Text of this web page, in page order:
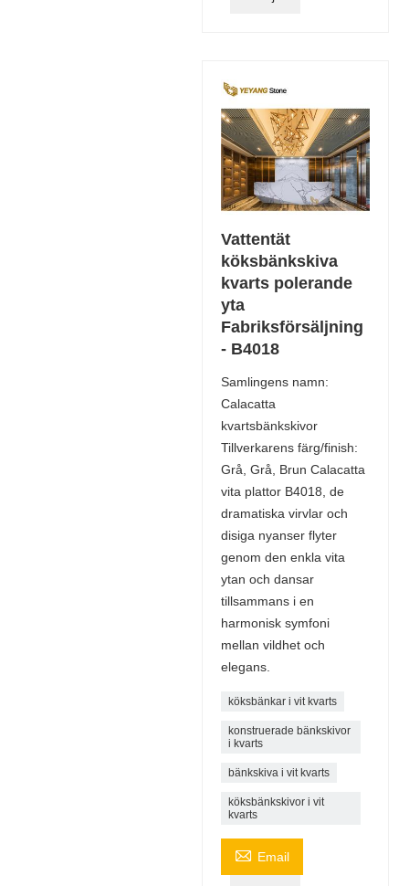
Vattentät
köksbänkskiva
kvarts polerande
yta
Fabriksförsäljning
- B4018
Samlingens namn:
Calacatta
kvartsbänkskivor
Tillverkarens färg/finish:
Grå, Grå, Brun Calacatta
vita plattor B4018, de
dramatiska virvlar och
disiga nyanser flyter
genom den enkla vita
ytan och dansar
tillsammans i en
harmonisk symfoni
mellan vildhet och
elegans.
köksbänkar i vit kvarts
konstruerade bänkskivor
i kvarts
bänkskiva i vit kvarts
köksbänkskivor i vit
kvarts
 Email